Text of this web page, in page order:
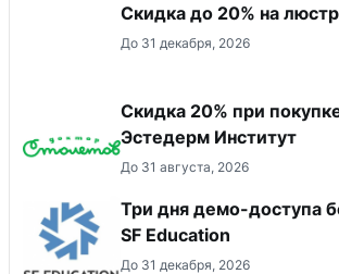
Скидка до 20% на
До 31 декабря, 2026
Скидка 20% при
Эстедерм Институт
До 31 августа, 2026
Три дня демо-доступа
SF Education
До 31 декабря, 2026